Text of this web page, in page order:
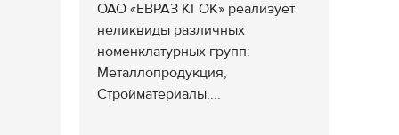
ОАО «ЕВРАЗ КГОК» реализует
неликвиды различных
номенклатурных групп:
Металлопродукция,
Стройматериалы,...